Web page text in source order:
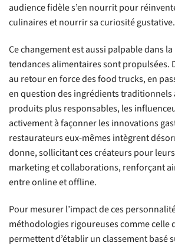
audience fidèle s’en nourrit pour
culinaires et nourrir sa curiosité gustative.
Ce changement est aussi palpable dans
tendances alimentaires sont propulsées.
au retour en force des food trucks, en
en question des ingrédients traditionnels
produits plus responsables, les
activement à façonner les innovations
restaurateurs eux-mêmes intègrent
donne, sollicitant ces créateurs pour
marketing et collaborations, renforçant
entre online et offline.
Pour mesurer l’impact de ces
méthodologies rigoureuses comme celle
permettent d’établir un classement basé